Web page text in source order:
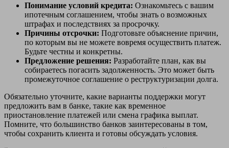
Понимание условий кредита: Ознакомьтесь с вашим
ипотечным соглашением, чтобы знать о возможных
штрафах и последствиях за просрочку.
Причины отсрочки: Подготовьте объяснение причин,
по которым вы не можете вовремя осуществить платеж.
Будьте честны и конкретны.
Предложение решения: Разработайте план, как вы
собираетесь погасить задолженность. Это может быть
промежуточное соглашение о реструктуризации долга.
Обязательно уточните, какие варианты поддержки могут
предложить вам в банке, такие как временное
приостановление платежей или смена графика выплат.
Помните, что большинство банков заинтересованы в том,
чтобы сохранить клиента и готовы обсуждать условия.